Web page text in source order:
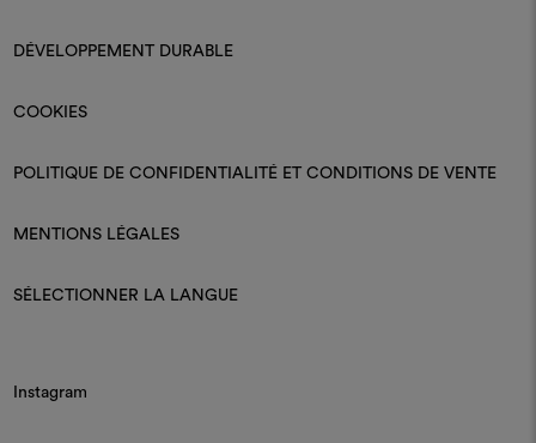
DÉVELOPPEMENT DURABLE
COOKIES
POLITIQUE DE CONFIDENTIALITÉ ET CONDITIONS DE VENTE
MENTIONS LÉGALES
SÉLECTIONNER LA LANGUE
Instagram